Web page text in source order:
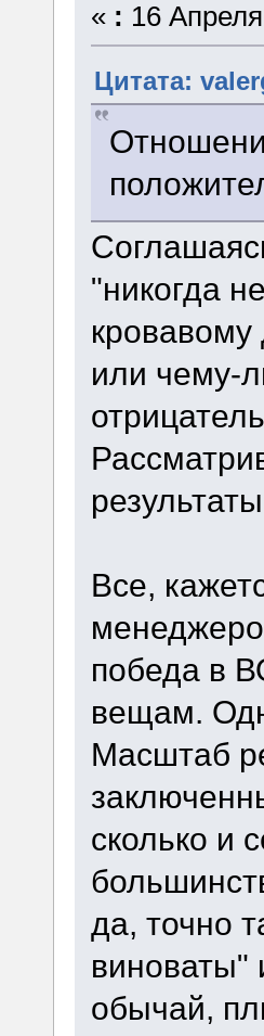
« : 16
Цитата:
"никогда
или чему-
Все,
победа в
вещам.
Масштаб
сколько и
да, точно
виноваты"
обычай,